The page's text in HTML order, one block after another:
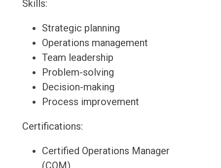
Skills:
Strategic planning
Operations management
Team leadership
Problem-solving
Decision-making
Process improvement
Certifications:
Certified Operations Manager
(COM)